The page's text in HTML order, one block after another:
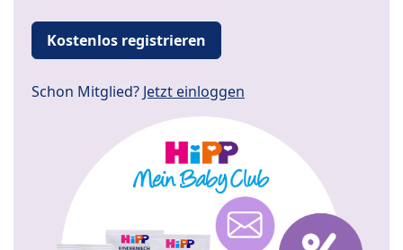
Kostenlos registrieren
Schon Mitglied? Jetzt einloggen